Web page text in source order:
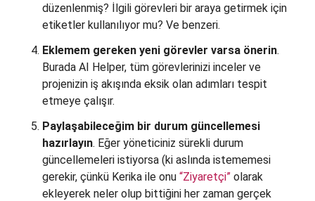
düzenlenmiş? İlgili görevleri bir araya getirmek için
etiketler kullanılıyor mu? Ve benzeri.
Eklemem gereken yeni görevler varsa önerin.
Burada AI Helper, tüm görevlerinizi inceler ve
projenizin iş akışında eksik olan adımları tespit
etmeye çalışır.
Paylaşabileceğim bir durum güncellemesi
hazırlayın. Eğer yöneticiniz sürekli durum
güncellemeleri istiyorsa (ki aslında istememesi
gerekir, çünkü Kerika ile onu “Ziyaretçi” olarak
ekleyerek neler olup bittiğini her zaman gerçek